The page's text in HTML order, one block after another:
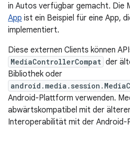
in Autos verfügbar gemacht. Die
App ist ein Beispiel für eine App,
implementiert.
Diese externen Clients können
MediaControllerCompat der
Bibliothek oder
Android-Plattform verwenden.
abwärtskompatibel mit der
Interoperabilität mit der Android-